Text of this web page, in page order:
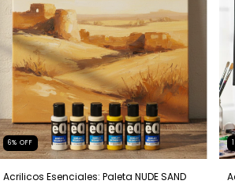
6% OFF
Acrilicos Esenciales: Paleta NUDE SAND